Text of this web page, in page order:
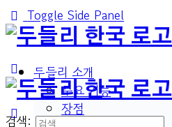
Toggle Side Panel
두들리 소개
주요 기능
장점
검색: